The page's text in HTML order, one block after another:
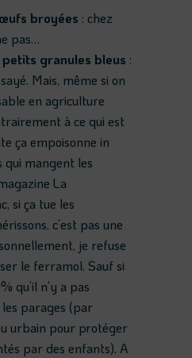
broyées : chez
pas…
granules bleus :
Mais, même si on
en agriculture
à ce qui est
ça empoisonne in
qui mangent les
La
si ça tue les
c’est pas une
je refuse
le ferramol. Sauf si
qu’il n’y a pas
les parages (par
urbain pour protéger
par des enfants). A